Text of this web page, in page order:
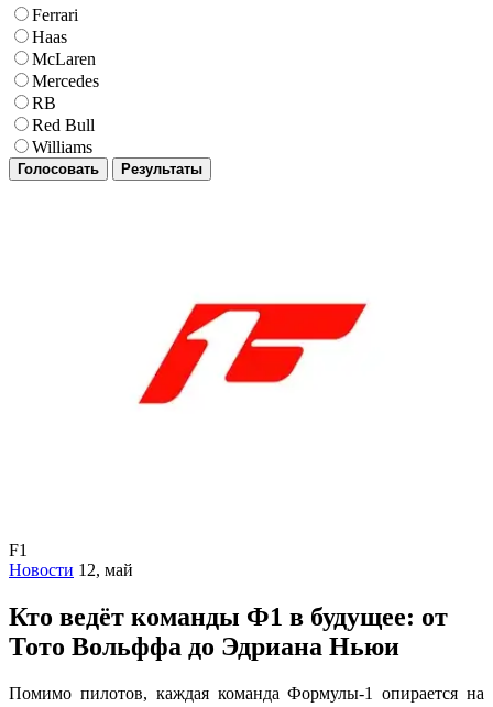
Ferrari
Haas
McLaren
Mercedes
RB
Red Bull
Williams
Голосовать Результаты
F1
Новости 12, май
Кто ведёт команды Ф1 в будущее: от
Тото Вольффа до Эдриана Ньюи
Помимо пилотов, каждая команда Формулы-1 опирается на